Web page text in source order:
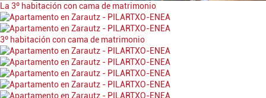
La 3º habitación con cama de matrimonio
3º habitación con cama de matrimonio